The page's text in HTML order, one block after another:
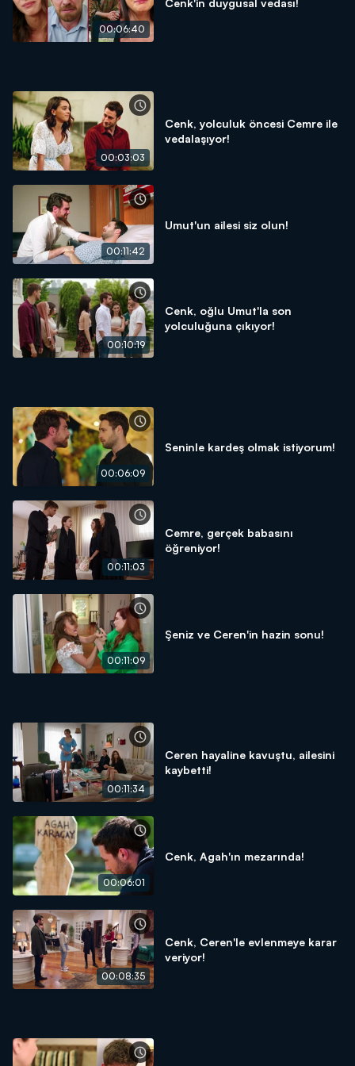
00:06:40
00:03:03
Cenk, yolculuk öncesi Cemre ile
vedalaşıyor!
00:11:42
Umut'un ailesi siz olun!
00:10:19
Cenk, oğlu Umut'la son
yolculuğuna çıkıyor!
00:06:09
Seninle kardeş olmak istiyorum!
00:11:03
Cemre, gerçek babasını
öğreniyor!
00:11:09
Şeniz ve Ceren'in hazin sonu!
00:11:34
Ceren hayaline kavuştu, ailesini
kaybetti!
00:06:01
Cenk, Agah'ın mezarında!
00:08:35
Cenk, Ceren'le evlenmeye karar
veriyor!